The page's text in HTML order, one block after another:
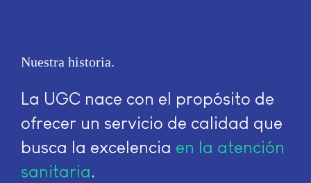
Nuestra historia
La UGC nace con el propósito de
ofrecer un servicio de calidad que
busca la excelencia en la atención
sanitaria.